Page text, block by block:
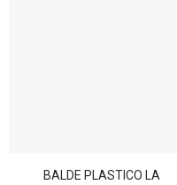
BALDE PLASTICO LA